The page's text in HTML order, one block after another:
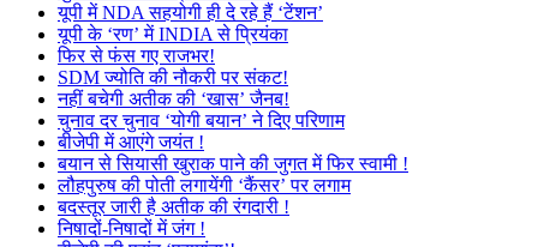
यूपी में NDA सहयोगी ही दे रहे हैं ‘टेंशन’
यूपी के ‘रण’ में INDIA से प्रियंका
फिर से फंस गए राजभर!
SDM ज्योति की नौकरी पर संकट!
नहीं बचेगी अतीक की ‘खास’ जैनब!
चुनाव दर चुनाव ‘योगी बयान’ ने दिए परिणाम
बीजेपी में आएंगे जयंत !
बयान से सियासी खुराक पाने की जुगत में फिर स्वामी !
लौहपुरुष की पोती लगायेंगी ‘कैंसर’ पर लगाम
बदस्तूर जारी है अतीक की रंगदारी !
निषादों-निषादों में जंग !